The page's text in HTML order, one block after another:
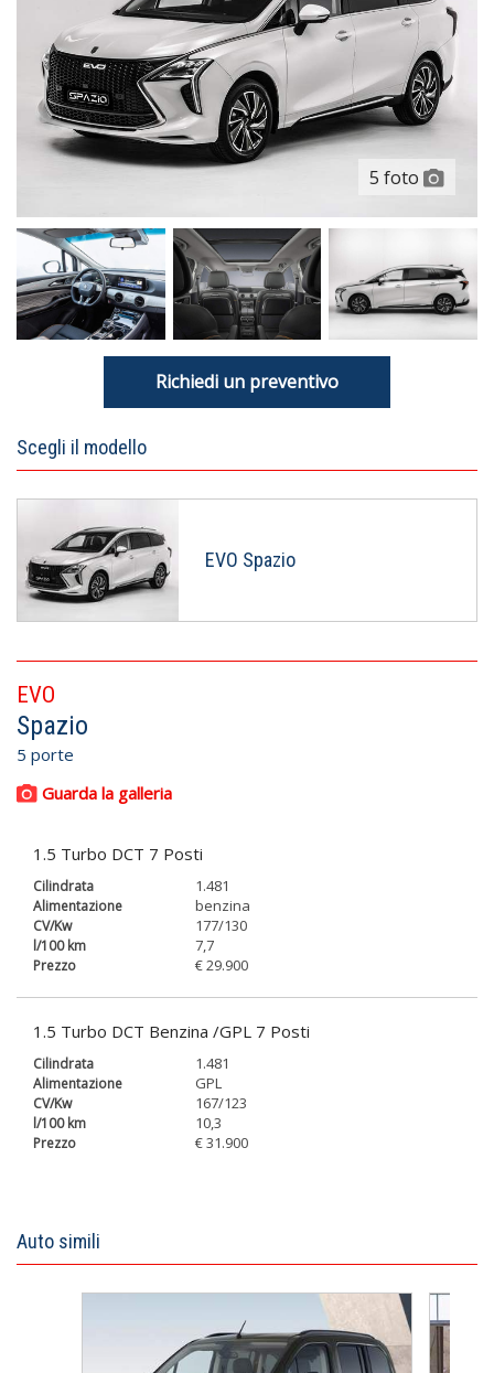
5 foto
Richiedi un preventivo
Scegli il modello
EVO Spazio
EVO
Spazio
5 porte
Guarda la galleria
1.5 Turbo DCT 7 Posti
1.481
benzina
177/130
7,7
€ 29.900
1.5 Turbo DCT Benzina /GPL 7 Posti
1.481
GPL
167/123
10,3
€ 31.900
Auto simili